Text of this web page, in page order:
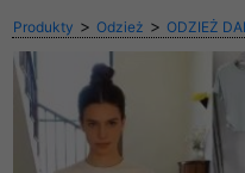
Produkty > Odzież > ODZIEŻ